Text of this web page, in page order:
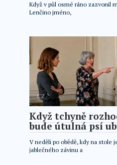
Když v půl osmé ráno zazvonil
Lenčino jméno,
CZ
Když tchyně
bude útulná psí
V neděli po obědě, kdy na stole
jablečného závinu a